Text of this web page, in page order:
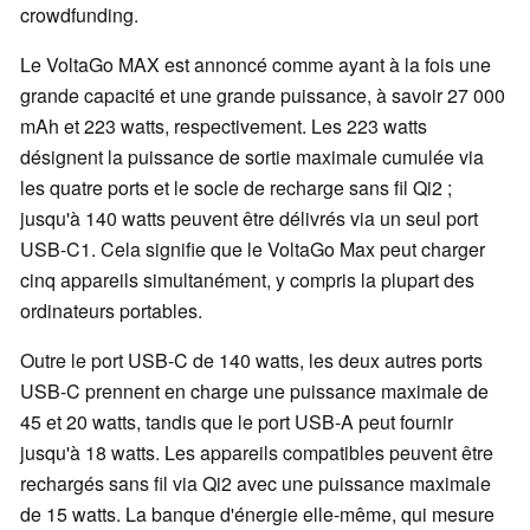
crowdfunding.
Le VoltaGo MAX est annoncé comme ayant à la fois une
grande capacité et une grande puissance, à savoir 27 000
mAh et 223 watts, respectivement. Les 223 watts
désignent la puissance de sortie maximale cumulée via
les quatre ports et le socle de recharge sans fil Qi2 ;
jusqu'à 140 watts peuvent être délivrés via un seul port
USB-C1. Cela signifie que le VoltaGo Max peut charger
cinq appareils simultanément, y compris la plupart des
ordinateurs portables.
Outre le port USB-C de 140 watts, les deux autres ports
USB-C prennent en charge une puissance maximale de
45 et 20 watts, tandis que le port USB-A peut fournir
jusqu'à 18 watts. Les appareils compatibles peuvent être
rechargés sans fil via Qi2 avec une puissance maximale
de 15 watts. La banque d'énergie elle-même, qui mesure